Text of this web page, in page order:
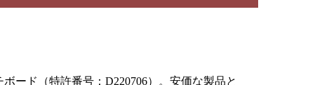
ード（特許番号：D220706）。安価な製品と